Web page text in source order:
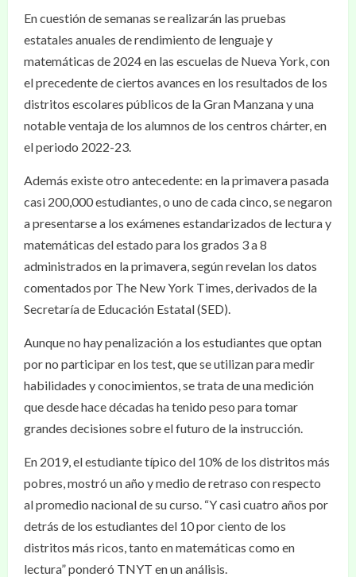
En cuestión de semanas se realizarán las pruebas
estatales anuales de rendimiento de lenguaje y
matemáticas de 2024 en las escuelas de Nueva York, con
el precedente de ciertos avances en los resultados de los
distritos escolares públicos de la Gran Manzana y una
notable ventaja de los alumnos de los centros chárter, en
el periodo 2022-23.
Además existe otro antecedente: en la primavera pasada
casi 200,000 estudiantes, o uno de cada cinco, se negaron
a presentarse a los exámenes estandarizados de lectura y
matemáticas del estado para los grados 3 a 8
administrados en la primavera, según revelan los datos
comentados por The New York Times, derivados de la
Secretaría de Educación Estatal (SED).
Aunque no hay penalización a los estudiantes que optan
por no participar en los test, que se utilizan para medir
habilidades y conocimientos, se trata de una medición
que desde hace décadas ha tenido peso para tomar
grandes decisiones sobre el futuro de la instrucción.
En 2019, el estudiante típico del 10% de los distritos más
pobres, mostró un año y medio de retraso con respecto
al promedio nacional de su curso. “Y casi cuatro años por
detrás de los estudiantes del 10 por ciento de los
distritos más ricos, tanto en matemáticas como en
lectura” ponderó TNYT en un análisis.